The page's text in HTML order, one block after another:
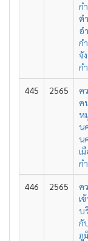
ก
ต
อ
ก
จั
ก
445 2565
ค
ค
ห
น
น
เ
ก
446 2565
ค
เ
บ
กั
ภู